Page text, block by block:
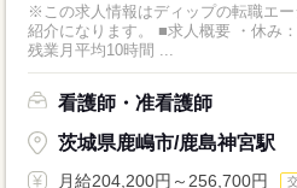
※この求人情報はディップの転職エ
紹介になります。 ■求人概要 ・休み
残業月平均10時間 ...
看護師・准看護師
茨城県鹿嶋市/鹿島神宮駅
月給204,200円～256,700円